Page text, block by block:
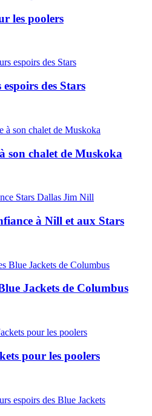
les poolers
des Stars
son chalet de Muskoka
à Nill et aux Stars
Jackets de Columbus
pour les poolers